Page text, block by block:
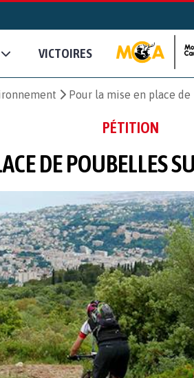
VICTOIRES
Pour la mise en place
PÉTITION
DE POUBELLES